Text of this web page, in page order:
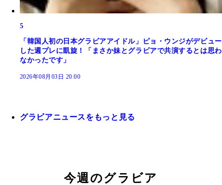
5
「韓国人初の日本グラビアアイドル」ピョ・ウンジがデビュー
した週プレに凱旋！「まさか妹とグラビアで共演するとは思わ
なかったです」
2026年08月03日 20:00
グラビアニュースをもっと見る
今週のグラビア